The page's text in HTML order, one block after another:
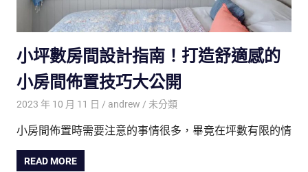
小坪數房間設計指南！打造舒適感的
小房間佈置技巧大公開
2023 年 10 月 11 日 andrew 未分類
小房間佈置時需要注意的事情很多，畢竟在坪數有限的情
READ MORE